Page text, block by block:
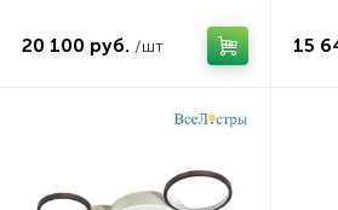
20 100 руб. /шт 15